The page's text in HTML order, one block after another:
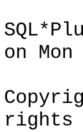
on
rights